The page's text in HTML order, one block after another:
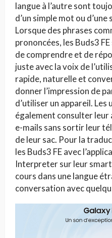
langue à l’autre sont
d’un simple mot ou
Lorsque des phrases
prononcées, les Buds3
de comprendre et de
juste avec la voix de
rapide, naturelle et
donner l’impression de
d’utiliser un appareil.
également consulter leur
e-mails sans sortir leur
de leur sac. Pour la
les Buds3 FE avec
Interpreter sur leur
cours dans une langue
conversation avec